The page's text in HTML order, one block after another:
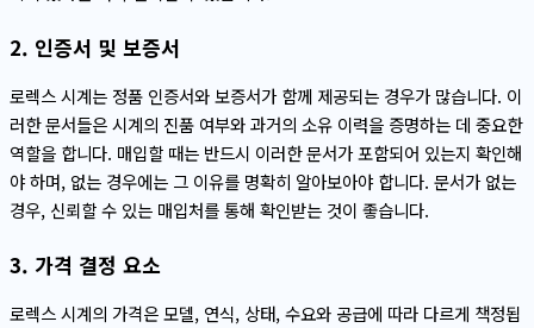
2. 인증서 및 보증서
로렉스 시계는 정품 인증서와 보증서가 함께 제공되는 경우가 많습니다. 이
러한 문서들은 시계의 진품 여부와 과거의 소유 이력을 증명하는 데 중요한
역할을 합니다. 매입할 때는 반드시 이러한 문서가 포함되어 있는지 확인해
야 하며, 없는 경우에는 그 이유를 명확히 알아보아야 합니다. 문서가 없는
경우, 신뢰할 수 있는 매입처를 통해 확인받는 것이 좋습니다.
3. 가격 결정 요소
로렉스 시계의 가격은 모델, 연식, 상태, 수요와 공급에 따라 다르게 책정됩